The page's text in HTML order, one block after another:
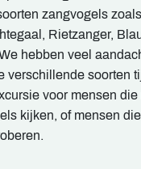
zangvogels
Rietzanger,
hebben veel
verschillende soorten
voor mensen die
kijken, of mensen